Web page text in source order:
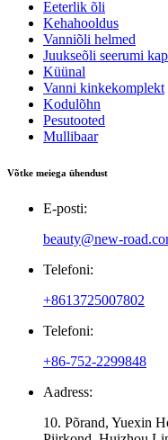
Eeterlik õli
Kehahooldus
Vanniõli helmed
Juukseõli seerumi
Küünal
Vanni kinkekomplekt
Kodulõhn
Pesutooted
Mullibaar
Võtke meiega ühendust
E-posti:
beauty@new-
Telefoni:
+8613725007802
Telefoni:
+86-752-2299848
Aadress:
10. Põrand, Yuexin